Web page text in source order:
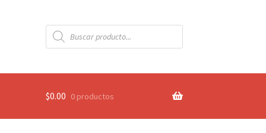
Búsqueda
de
productos
$0.00 0 productos